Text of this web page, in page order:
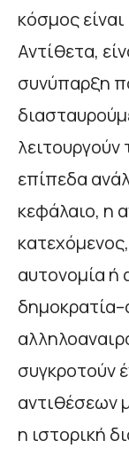
κόσμος
Αντίθετα,
συνύπαρξη
επίπεδα
κεφάλαιο, η
αυτονομία ή
συγκροτούν
αντιθέσεων
η ιστορική